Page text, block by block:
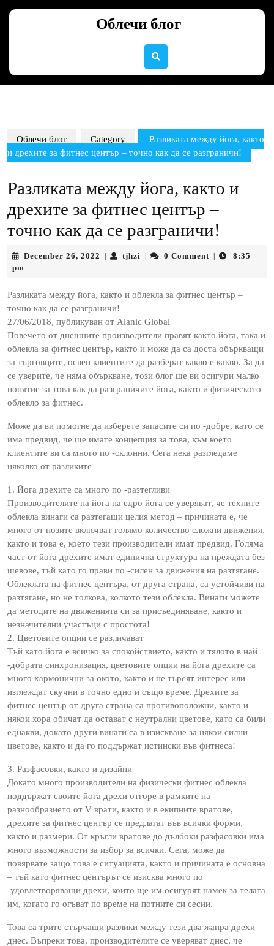
Облечи блог
Облечи блог Category
Разликата между йога, както
и дрехите за фитнес център – точно как да се разграничи!
Разликата между йога, както и
дрехите за фитнес център –
точно как да се разграничи!
December 26, 2022 December
tjhzi tjhzi 0 Comment
8:35
pm
Разликата между йога, както и облекла за фитнес център –
точно как да се разграничи!
27/06/2018, публикуван от Alanic Global
Повечето от днешните производители правят както йога, така и
облекла за фитнес център, както и може да са доста объркващи
за търговците, освен клиентите да разберат какво е какво. За да
се уверите, че няма объркване, този блог ще ви осигури малко
понятие за това как да разграничите йога, както и физическото
облекло за фитнес.
Може да ви помогне да изберете запасите си по -добре, като се
има предвид, че ще имате концепция за това, към което
клиентите ви са много по -склонни. Сега нека разгледаме
няколко от разликите –
1. Йога дрехите са много по -разтегливи
Производителите на йога на едро йога се уверяват, че техните
облекла винаги са разтегащи целия метод – причината е, че
много от позите включват голямо количество сложни движения,
както и това е, което тези производители имат предвид. Голяма
част от йога дрехите имат единична структура на преждата без
шевове, тъй като го прави по -силен за движения на разтягане.
Облеклата на фитнес центъра, от друга страна, са устойчиви на
разтягане, но не толкова, колкото тези облекла. Винаги можете
да методите на движенията си за присъединяване, както и
незначителни участъци с простота!
2. Цветовите опции се различават
Тъй като йога е всичко за спокойствието, както и тялото в най
-добрата синхронизация, цветовите опции на йога дрехите са
много хармонични за окото, както и не търсят интерес или
изглеждат скучни в точно едно и също време. Дрехите за
фитнес център от друга страна са противоположни, както и
някои хора обичат да остават с неутрални цветове, като са били
еднакви, докато други винаги са в изискване за някои силни
цветове, както и да го поддържат истински във фитнеса!
3. Разфасовки, както и дизайни
Докато много производители на физически фитнес облекла
поддържат своите йога дрехи отгоре в рамките на
разнообразието от V врати, както и в екипните вратове,
дрехите за фитнес център се предлагат във всички форми,
както и размери. От кръгли вратове до дълбоки разфасовки има
много възможности за избор за всички. Сега, може да
повярвате защо това е ситуацията, както и причината е основна
– тъй като фитнес центърът се изисква много по
-удовлетворяващи дрехи, които ще им осигурят намек за телата
им, когато го огъват по време на потните си сесии.
Това са трите стърчащи разлики между тези два жанра дрехи
днес. Въпреки това, производителите се уверяват днес, че